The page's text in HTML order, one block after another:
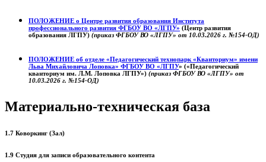
ПОЛОЖЕНИЕ о Центре развития образования Института
профессионального развития ФГБОУ ВО «ЛГПУ» (Центр развития
образования ЛГПУ) (приказ ФГБОУ ВО «ЛГПУ» от 10.03.2026 г. №154-ОД)
ПОЛОЖЕНИЕ об отделе «Педагогический технопарк «Кванториум» имени
Льва Михайловича Лоповка» ФГБОУ ВО «ЛГПУ» («Педагогический
кванториум им. Л.М. Лоповка ЛГПУ») (приказ ФГБОУ ВО «ЛГПУ» от
10.03.2026 г. №154-ОД)
Материально-техническая база
1.7 Коворкинг (Зал)
1.9 Студия для записи образовательного контента